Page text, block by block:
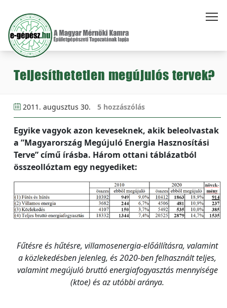
Teljesíthetetlen megújulós tervek?
2011. augusztus 30. 5 hozzászólás
Egyike vagyok azon keveseknek, akik beleolvastak
a ”Magyarország Megújuló Energia Hasznosítási
Terve” című írásba. Három ottani táblázatból
összeollóztam egy negyediket:
Fűtésre és hűtésre, villamosenergia-előállításra, valamint
a közlekedésben jelenleg, és 2020-ben felhasznált teljes,
valamint megújuló bruttó energiafogyasztás mennyisége
(ktoe) és az utóbbi aránya.